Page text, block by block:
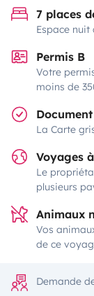
7 places
Espace
Permis B
Votre
moins de
La Carte
Voyages
Le
plusieurs
Animaux
Vos
de ce
Demande